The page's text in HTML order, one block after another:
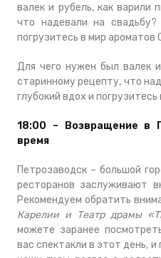
валек и рубель, как варили
что надевали на
погрузитесь в мир ароматов
Для чего нужен был валек
старинному рецепту, что
глубокий вдох и
18:00 – Возвращение в
время
Петрозаводск – большой
ресторанов заслуживают
Рекомендуем обратить
Карелии и Театр драмы
можете заранее
вас спектакли в этот день,